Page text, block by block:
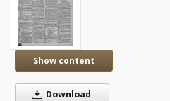
Show content
Download